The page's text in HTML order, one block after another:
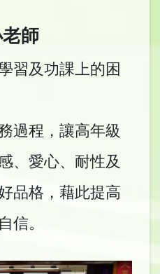
師
習及功課上的困
過程，讓高年級
、愛心、耐性及
品格，藉此提高
信。